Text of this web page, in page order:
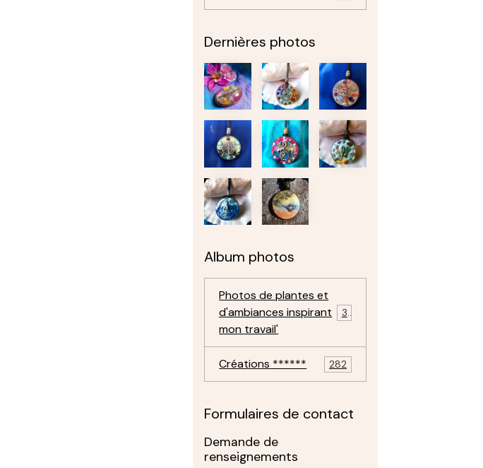
Dernières photos
Album photos
Photos de plantes et
d'ambiances inspirant
mon travail'
30
Créations ****** 282
Formulaires de contact
Demande de
renseignements